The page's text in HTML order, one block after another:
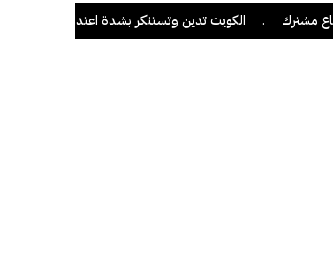
. الكويت تدين وتستنكر بشدة اعتداءات ميليشيا الحوثي